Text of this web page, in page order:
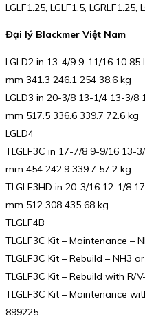
LGLF1.25, LGLF1.5, LGRLF1.25,
Đại lý Blackmer Việt Nam
LGLD2 in 13-4/9 9-11/16 10 85
mm 341.3 246.1 254 38.6 kg
LGLD3 in 20-3/8 13-1/4 13-3/8
mm 517.5 336.6 339.7 72.6 kg
LGLD4
TLGLF3C in 17-7/8 9-9/16 13-
mm 454 242.9 339.7 57.2 kg
TLGLF3HD in 20-3/16 12-1/8
mm 512 308 435 68 kg
TLGLF4B
TLGLF3C Kit – Maintenance –
TLGLF3C Kit – Rebuild – NH3
TLGLF3C Kit – Rebuild with R/
TLGLF3C Kit – Maintenance
899225